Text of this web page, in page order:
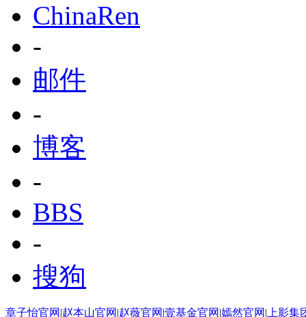
ChinaRen
-
邮件
-
博客
-
BBS
-
搜狗
章子怡官网 |赵本山官网 |赵薇官网 |壹基金官网 |嫣然官网 | 上影集